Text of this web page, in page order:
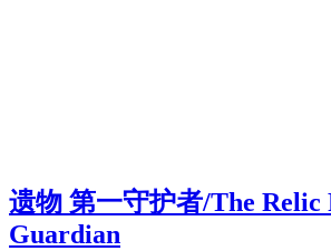
遗物 第一守护者/The Relic
Guardian